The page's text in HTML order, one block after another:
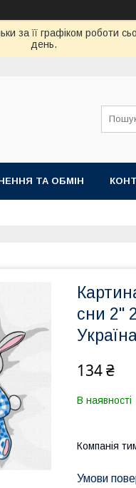
за її графіком роботи
день.
ТА ОБМІН
сни 2"
134 ₴
В наявності
Компанія